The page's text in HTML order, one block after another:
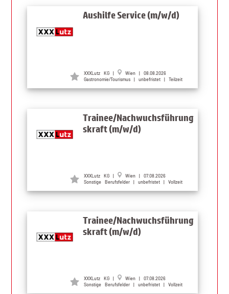
Aushilfe Service (m/w/d)
XXXLutz KG |
Wien | 08.08.2026
Gastronomie/Tourismus | unbefristet | Teilzeit
Trainee/Nachwuchsführung
skraft (m/w/d)
XXXLutz KG |
Wien | 07.08.2026
Sonstige Berufsfelder | unbefristet | Vollzeit
Trainee/Nachwuchsführung
skraft (m/w/d)
XXXLutz KG |
Wien | 07.08.2026
Sonstige Berufsfelder | unbefristet | Vollzeit